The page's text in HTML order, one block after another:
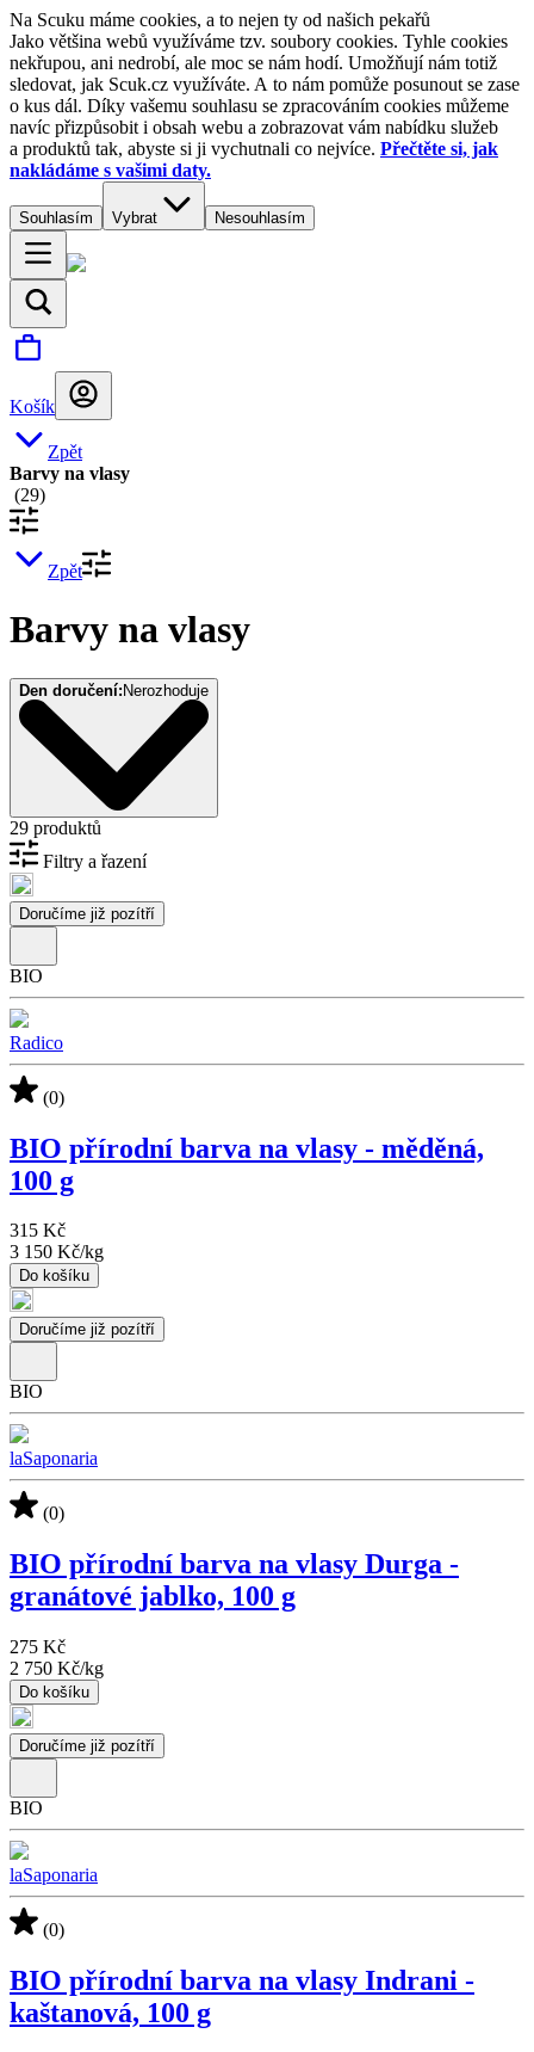
Na Scuku máme cookies, a to nejen ty od našich pekařů
Jako většina webů využíváme tzv. soubory cookies. Tyhle cookies
nekřupou, ani nedrobí, ale moc se nám hodí. Umožňují nám totiž
sledovat, jak Scuk.cz využíváte. A to nám pomůže posunout se zase
o kus dál. Díky vašemu souhlasu se zpracováním cookies můžeme
navíc přizpůsobit i obsah webu a zobrazovat vám nabídku služeb
a produktů tak, abyste si ji vychutnali co nejvíce. Přečtěte si, jak
nakládáme s vašimi daty.
Souhlasím Vybrat Nesouhlasím
Košík
Zpět
Barvy na vlasy
(29)
Zpět
Barvy na vlasy
Den doručení: Nerozhoduje
29 produktů
Filtry a řazení
Doručíme již pozítří
BIO
Radico
(0)
BIO přírodní barva na vlasy - měděná,
100 g
315 Kč
3 150 Kč/kg
Do košíku
Doručíme již pozítří
BIO
laSaponaria
(0)
BIO přírodní barva na vlasy Durga -
granátové jablko, 100 g
275 Kč
2 750 Kč/kg
Do košíku
Doručíme již pozítří
BIO
laSaponaria
(0)
BIO přírodní barva na vlasy Indrani -
kaštanová, 100 g